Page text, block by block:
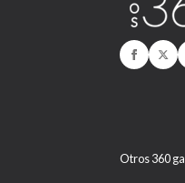
Otros 360